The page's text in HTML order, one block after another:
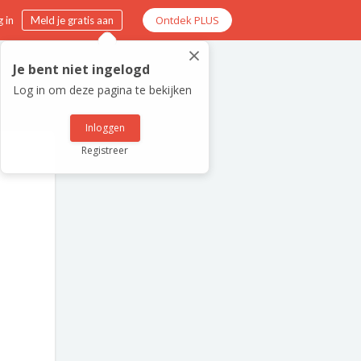
in Meld je gratis aan Ontdek PLUS
×
Je bent niet ingelogd
Log in om deze pagina te bekijken
Inloggen
Registreer